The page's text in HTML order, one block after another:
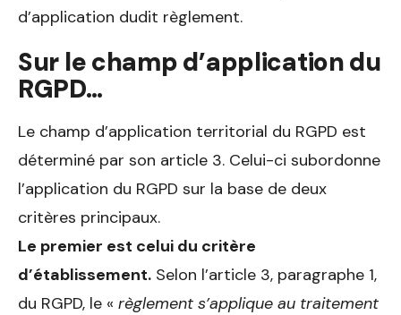
d’application dudit règlement.
Sur le champ d’application du
RGPD…
Le champ d’application territorial du RGPD est
déterminé par son article 3. Celui-ci subordonne
l’application du RGPD sur la base de deux
critères principaux.
Le premier est celui du critère
d’établissement. Selon l’article 3, paragraphe 1,
du RGPD, le « règlement s’applique au traitement